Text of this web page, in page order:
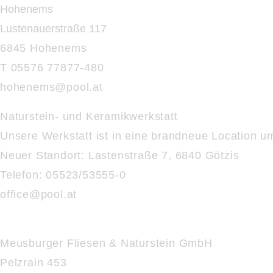
Hohenems
Lustenauerstraße 117
6845 Hohenems
T 05576 77877-480
hohenems@pool.at
Naturstein- und Keramikwerkstatt
Unsere Werkstatt ist in eine brandneue Location
Neuer Standort: Lastenstraße 7, 6840 Götzis
Telefon: 05523/53555-0
office@pool.at
Meusburger Fliesen & Naturstein GmbH
Pelzrain 453